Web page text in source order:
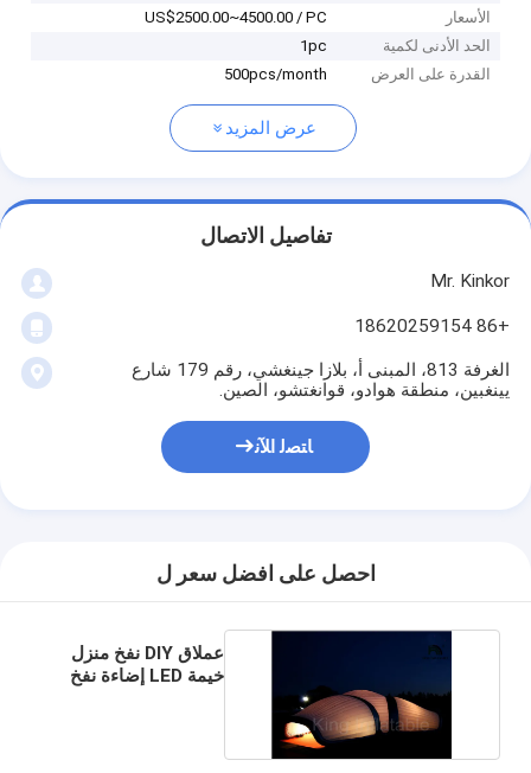
الأسعار
US$2500.00~4500.00 / PC
الحد الأدنى لكمية
1pc
القدرة على العرض
500pcs/month
عرض المزيد
تفاصيل الاتصال
Mr. Kinkor
+86 18620259154
الغرفة 813، المبنى أ، بلازا جينغشي، رقم 179 شارع
يينغبين، منطقة هوادو، قوانغتشو، الصين.
ﺎﺘﺼﻟ ﺍﻶﻧ
احصل على افضل سعر ل
عملاق DIY نفخ منزل
خيمة LED إضاءة نفخ